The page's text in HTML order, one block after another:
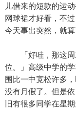
儿借来的短款的运
网球裙才好看，不过
今天事出突然，就算
「好哇，那这周
位。」高级中学的
围比一中宽松许多
没有月假了。但是依
旧有很多同学在星